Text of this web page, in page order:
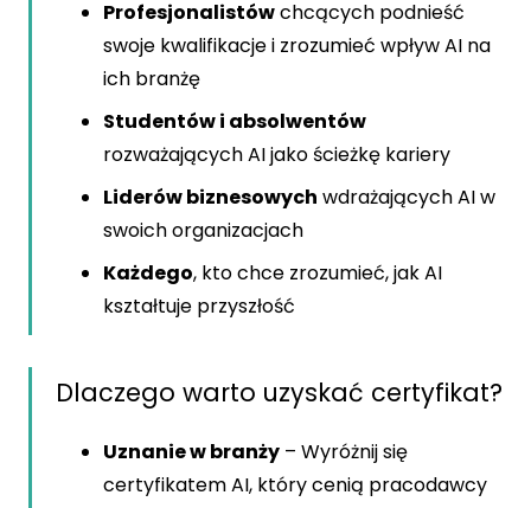
Profesjonalistówchcących podnieść
swoje kwalifikacje i zrozumieć wpływ AI na
ich branżę
Studentów i absolwentów
rozważających AI jako ścieżkę kariery
Liderów biznesowych wdrażających AI w
swoich organizacjach
Każdego, kto chce zrozumieć, jak AI
kształtuje przyszłość
Dlaczego warto uzyskać certyfikat?
Uznanie w branży – Wyróżnij się
certyfikatem AI, który cenią pracodawcy